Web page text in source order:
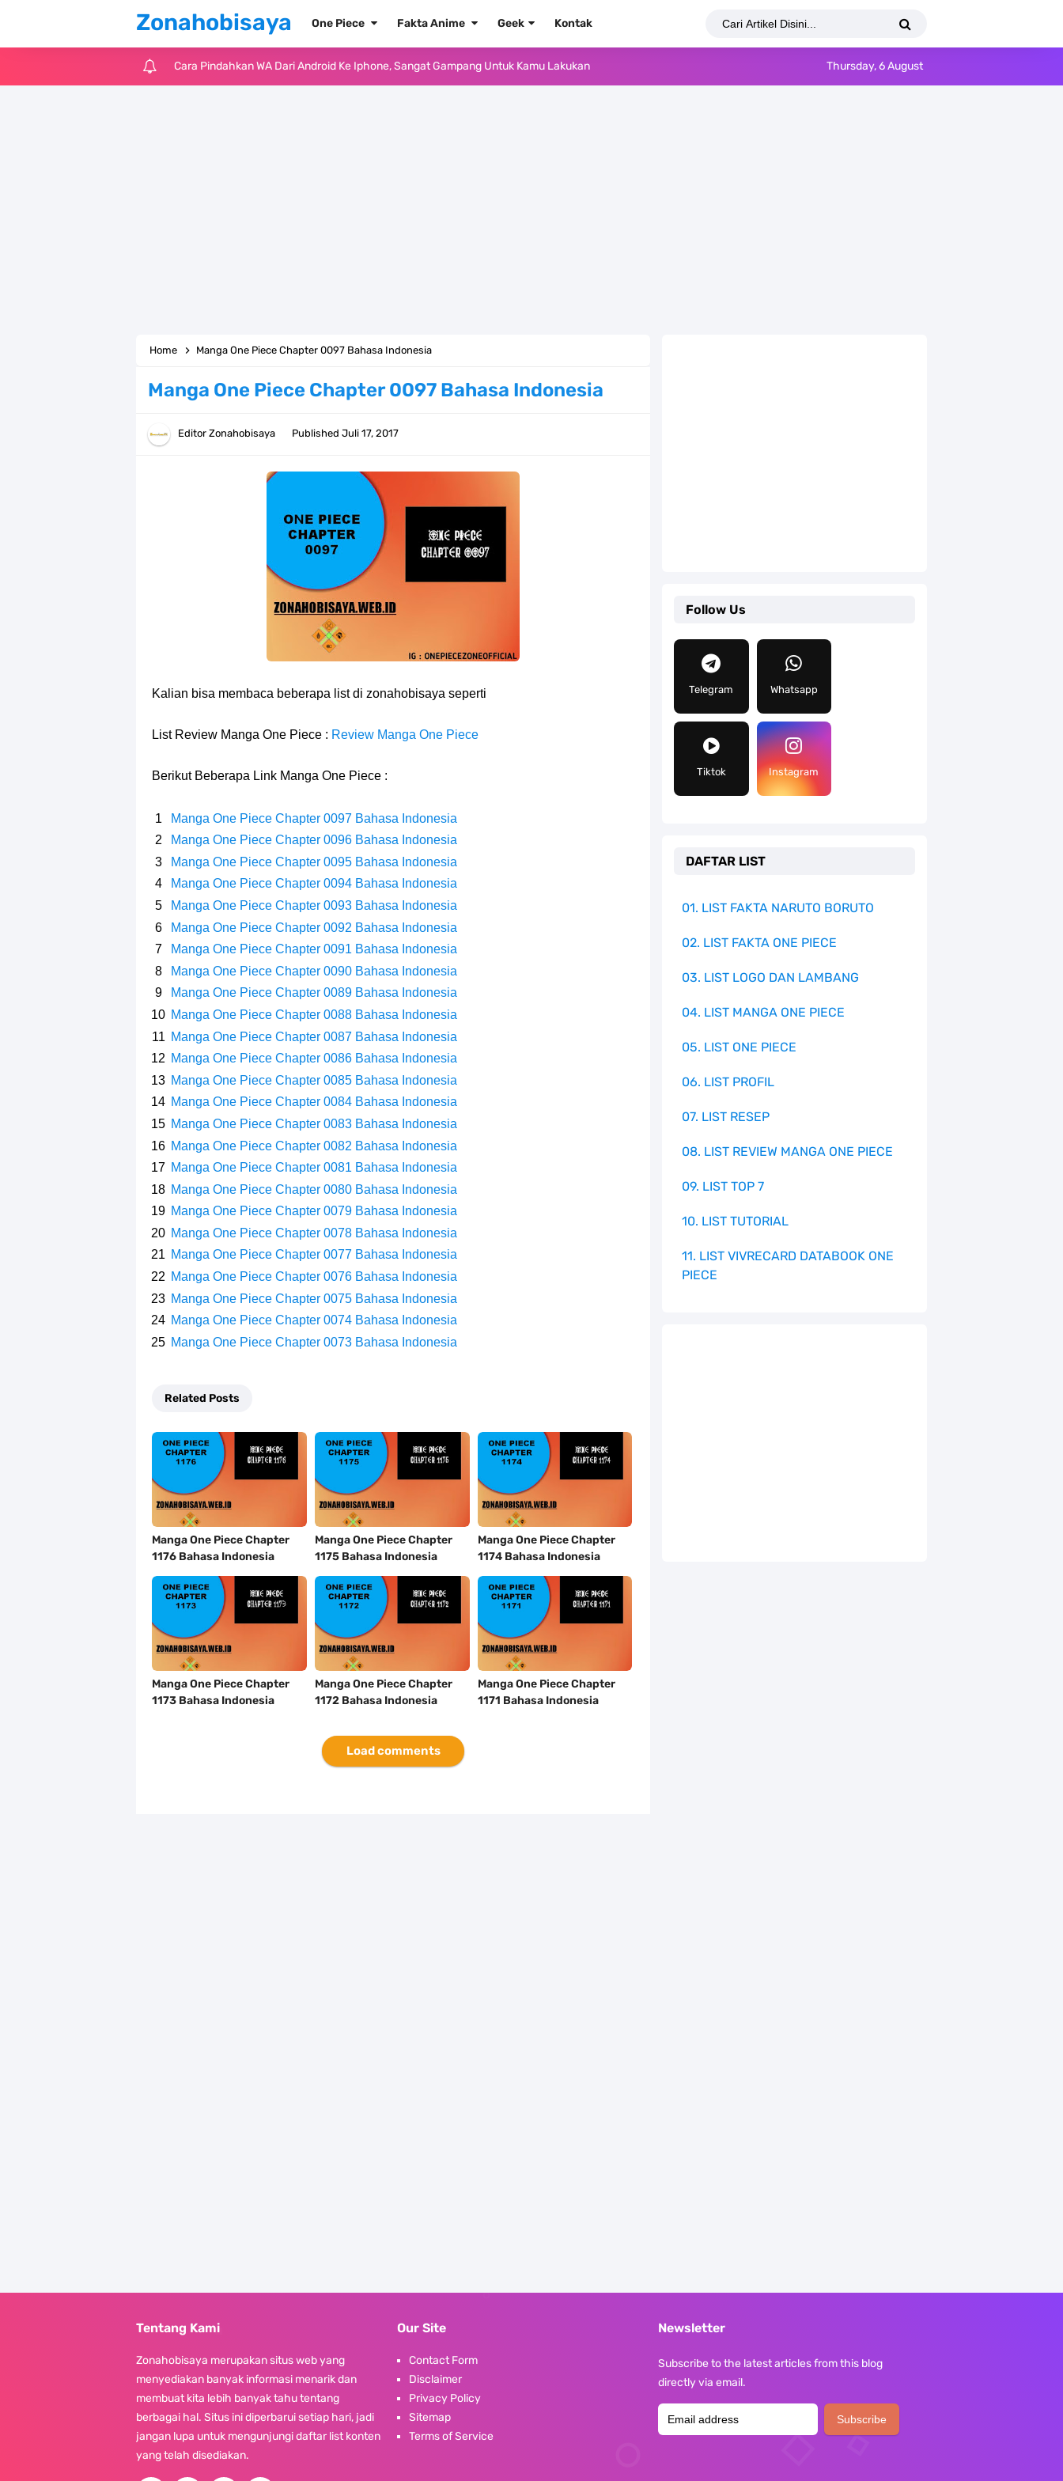
Zonahobisaya One Piece Fakta Anime Geek Kontak
Cara Pindahkan WA Dari Android Ke Iphone, Sangat Gampang Untuk Kamu Lakukan
7 Fakta Elbaph One Piece, Menjadi Tempat Yang Sangat Ingin Dikunjungi Usopp
7 Fakta Ivankov One Piece, Orang Yang Mampu Menipu Sensor Wanita Milik Sanji
7 Klub Pertama Yang Menjuarai Liga Champions, Apa Klub Jagoan Kamu Termasuk
Arti Bendera Palau, Negara Kepulauan Yang Berada Di Kawasan Pasifik Barat
Cara Membuat Linktree Instagram, Sangat Mudah Untuk Kamu Lakukan Sendiri
Cara Bayar Akulaku Lewat Gopay, Sangat Mudah Dan Tidak Ribet Sama Sekali
7 Fakta Queen One Piece, All Star Yang Jadi Penanggung Jawab Penjara Udon
7 Fakta Brook One Piece, Mantan Kapten Yang Poster Bountynya Poster Konser
Arti Bendera Tanzania, Ada Di Afrika Dengan Bentang Alam Yang Sangat Beragam
Thursday, 6 August
Home Manga One Piece Chapter 0097 Bahasa Indonesia
Manga One Piece Chapter 0097 Bahasa Indonesia
Editor Zonahobisaya Published Juli 17, 2017
Kalian bisa membaca beberapa list di zonahobisaya seperti
List Review Manga One Piece : Review Manga One Piece
Berikut Beberapa Link Manga One Piece :
Manga One Piece Chapter 0097 Bahasa Indonesia
Manga One Piece Chapter 0096 Bahasa Indonesia
Manga One Piece Chapter 0095 Bahasa Indonesia
Manga One Piece Chapter 0094 Bahasa Indonesia
Manga One Piece Chapter 0093 Bahasa Indonesia
Manga One Piece Chapter 0092 Bahasa Indonesia
Manga One Piece Chapter 0091 Bahasa Indonesia
Manga One Piece Chapter 0090 Bahasa Indonesia
Manga One Piece Chapter 0089 Bahasa Indonesia
Manga One Piece Chapter 0088 Bahasa Indonesia
Manga One Piece Chapter 0087 Bahasa Indonesia
Manga One Piece Chapter 0086 Bahasa Indonesia
Manga One Piece Chapter 0085 Bahasa Indonesia
Manga One Piece Chapter 0084 Bahasa Indonesia
Manga One Piece Chapter 0083 Bahasa Indonesia
Manga One Piece Chapter 0082 Bahasa Indonesia
Manga One Piece Chapter 0081 Bahasa Indonesia
Manga One Piece Chapter 0080 Bahasa Indonesia
Manga One Piece Chapter 0079 Bahasa Indonesia
Manga One Piece Chapter 0078 Bahasa Indonesia
Manga One Piece Chapter 0077 Bahasa Indonesia
Manga One Piece Chapter 0076 Bahasa Indonesia
Manga One Piece Chapter 0075 Bahasa Indonesia
Manga One Piece Chapter 0074 Bahasa Indonesia
Manga One Piece Chapter 0073 Bahasa Indonesia
Related Posts
Manga One Piece Chapter
1176 Bahasa Indonesia
Manga One Piece Chapter
1175 Bahasa Indonesia
Manga One Piece Chapter
1174 Bahasa Indonesia
Manga One Piece Chapter
1173 Bahasa Indonesia
Manga One Piece Chapter
1172 Bahasa Indonesia
Manga One Piece Chapter
1171 Bahasa Indonesia
Load comments
Follow Us
Telegram Whatsapp
Tiktok Instagram
DAFTAR LIST
01. LIST FAKTA NARUTO BORUTO
02. LIST FAKTA ONE PIECE
03. LIST LOGO DAN LAMBANG
04. LIST MANGA ONE PIECE
05. LIST ONE PIECE
06. LIST PROFIL
07. LIST RESEP
08. LIST REVIEW MANGA ONE PIECE
09. LIST TOP 7
10. LIST TUTORIAL
11. LIST VIVRECARD DATABOOK ONE
PIECE
Tentang Kami
Zonahobisaya merupakan situs web yang
menyediakan banyak informasi menarik dan
membuat kita lebih banyak tahu tentang
berbagai hal. Situs ini diperbarui setiap hari, jadi
jangan lupa untuk mengunjungi daftar list konten
yang telah disediakan.
Our Site
Contact Form
Disclaimer
Privacy Policy
Sitemap
Terms of Service
Newsletter
Subscribe to the latest articles from this blog
directly via email.